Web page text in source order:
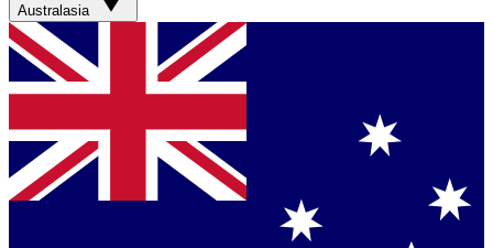
Australasia